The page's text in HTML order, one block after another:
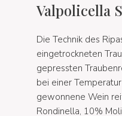
Valpolicella
Die Technik des
eingetrockneten
gepressten
bei einer
gewonnene Wein
Rondinella, 10%